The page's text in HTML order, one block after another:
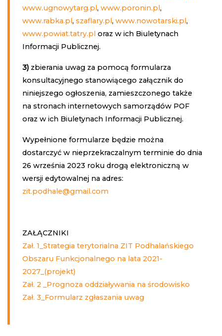
www.ugnowytarg.pl, www.poronin.pl,
www.rabka.pl, szaflary.pl, www.nowotarski.pl,
www.powiat.tatry.ploraz w ich Biuletynach
Informacji Publicznej.
3) zbierania uwag za pomocą formularza
konsultacyjnego stanowiącego załącznik do
niniejszego ogłoszenia, zamieszczonego także
na stronach internetowych samorządów POF
oraz w ich Biuletynach Informacji Publicznej.
Wypełnione formularze będzie można
dostarczyć w nieprzekraczalnym terminie do dnia
26 września 2023 roku drogą elektroniczną w
wersji edytowalnej na adres:
zit.podhale@gmail.com
ZAŁĄCZNIKI
Zał. 1_Strategia terytorialna ZIT Podhalańskiego
Obszaru Funkcjonalnego na lata 2021-
2027_(projekt)
Zał. 2 _Prognoza oddziaływania na środowisko
Zał. 3_Formularz zgłaszania uwag